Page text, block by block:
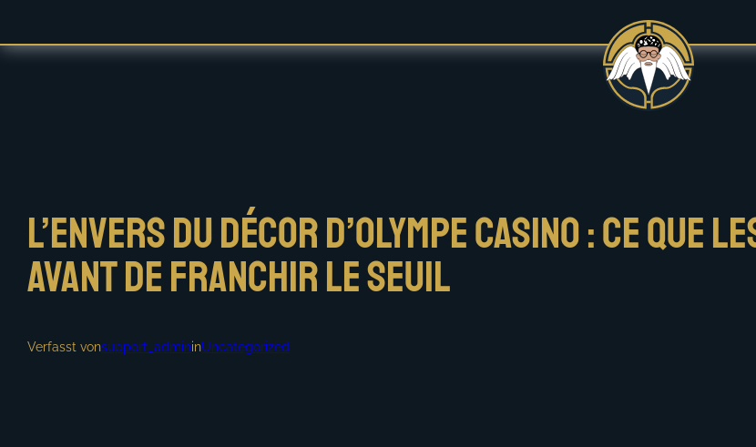
L’envers du décor d’Olympe Casino : ce
avant de franchir le seuil
Verfasst vonsupport_admininUncategorized